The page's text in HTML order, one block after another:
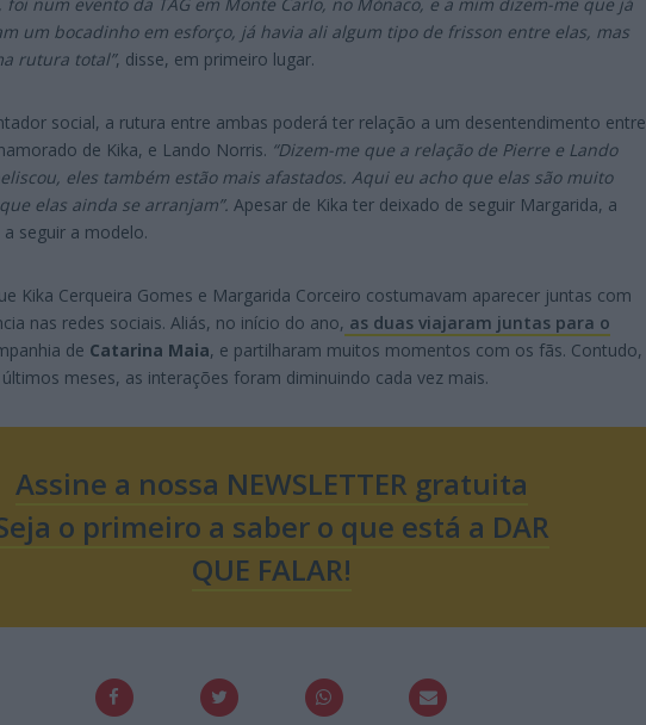
foi num evento da TAG em Monte Carlo, no Mónaco, e a mim dizem-me que já
um bocadinho em esforço, já havia ali algum tipo de frisson entre elas, mas
rutura total”, disse, em primeiro lugar.
social, a rutura entre ambas poderá ter relação a um desentendimento entre
de Kika, e Lando Norris. “Dizem-me que a relação de Pierre e Lando
eles também estão mais afastados. Aqui eu acho que elas são muito
elas ainda se arranjam”. Apesar de Kika ter deixado de seguir Margarida, a
seguir a modelo.
Kika Cerqueira Gomes e Margarida Corceiro costumavam aparecer juntas com
nas redes sociais. Aliás, no início do ano, as duas viajaram juntas para o
de Catarina Maia, e partilharam muitos momentos com os fãs. Contudo,
meses, as interações foram diminuindo cada vez mais.
Assine a nossa NEWSLETTER gratuita
o primeiro a saber o que está a DAR
QUE FALAR!